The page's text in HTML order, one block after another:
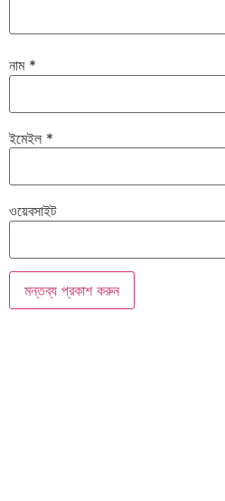
নাম *
ইমেইল *
ওয়েবসাইট